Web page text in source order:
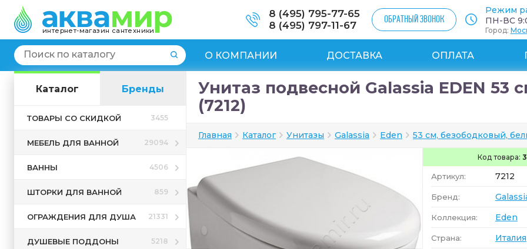
интернет-магазин сантехники
8 (495) 795-77-65
8 (495) 797-11-67
ОБРАТНЫЙ ЗВОНОК
Режим
ПН-ВС
Город:
О КОМПАНИИ ДОСТАВКА ОПЛАТА
Каталог Бренды
ТОВАРЫ СО СКИДКОЙ 3455
МЕБЕЛЬ ДЛЯ ВАННОЙ 29094
ВАННЫ 4506
ШТОРКИ ДЛЯ ВАННОЙ 859
ОГРАЖДЕНИЯ ДЛЯ ДУША 21331
ДУШЕВЫЕ ПОДДОНЫ 5218
Унитаз подвесной Galassia EDEN 53
(7212)
Главная Каталог Унитазы Galassia Eden 53 см, безободковый,
Код товара:
Артикул: 7212
Бренд:
Коллекция: Eden
Страна: Италия